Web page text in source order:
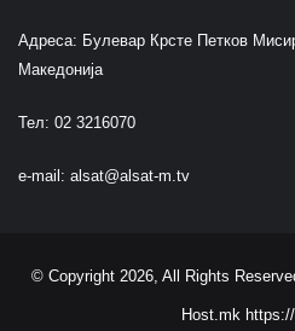
Адреса: Булевар Крсте Петков
Македонија
Тел: 02 3216070
e-mail: alsat@alsat-m.tv
© Copyright 2026, All Rights
Host.mk